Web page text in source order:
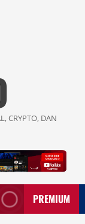
CRYPTO, DAN
PREMIUM